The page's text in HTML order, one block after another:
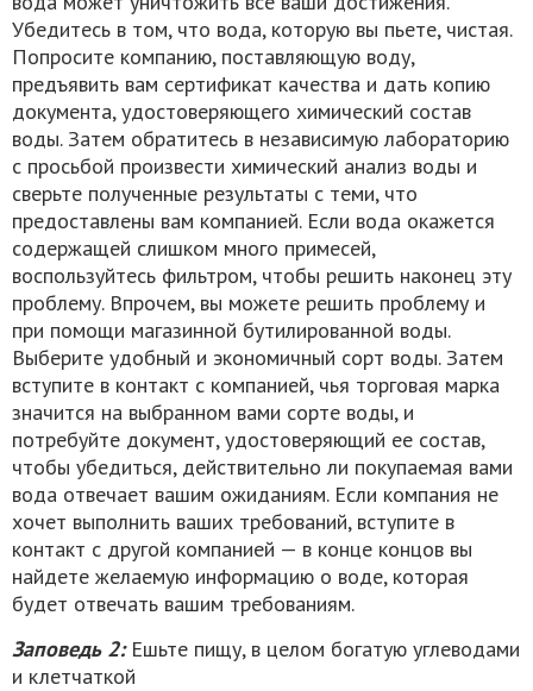
Убедитесь в том, что вода, которую вы пьете, чистая.
Попросите компанию, поставляющую воду,
предъявить вам сертификат качества и дать копию
документа, удостоверяющего химический состав
воды. Затем обратитесь в независимую лабораторию
с просьбой произвести химический анализ воды и
сверьте полученные результаты с теми, что
предоставлены вам компанией. Если вода окажется
содержащей слишком много примесей,
воспользуйтесь фильтром, чтобы решить наконец эту
проблему. Впрочем, вы можете решить проблему и
при помощи магазинной бутилированной воды.
Выберите удобный и экономичный сорт воды. Затем
вступите в контакт с компанией, чья торговая марка
значится на выбранном вами сорте воды, и
потребуйте документ, удостоверяющий ее состав,
чтобы убедиться, действительно ли покупаемая вами
вода отвечает вашим ожиданиям. Если компания не
хочет выполнить ваших требований, вступите в
контакт с другой компанией — в конце концов вы
найдете желаемую информацию о воде, которая
будет отвечать вашим требованиям.
Заповедь 2: Ешьте пищу, в целом богатую углеводами
и клетчаткой